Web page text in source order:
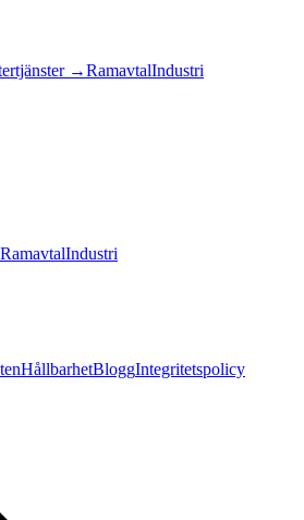
tjänster →RamavtalIndustri
RamavtalIndustri
HållbarhetBloggIntegritetspolicy